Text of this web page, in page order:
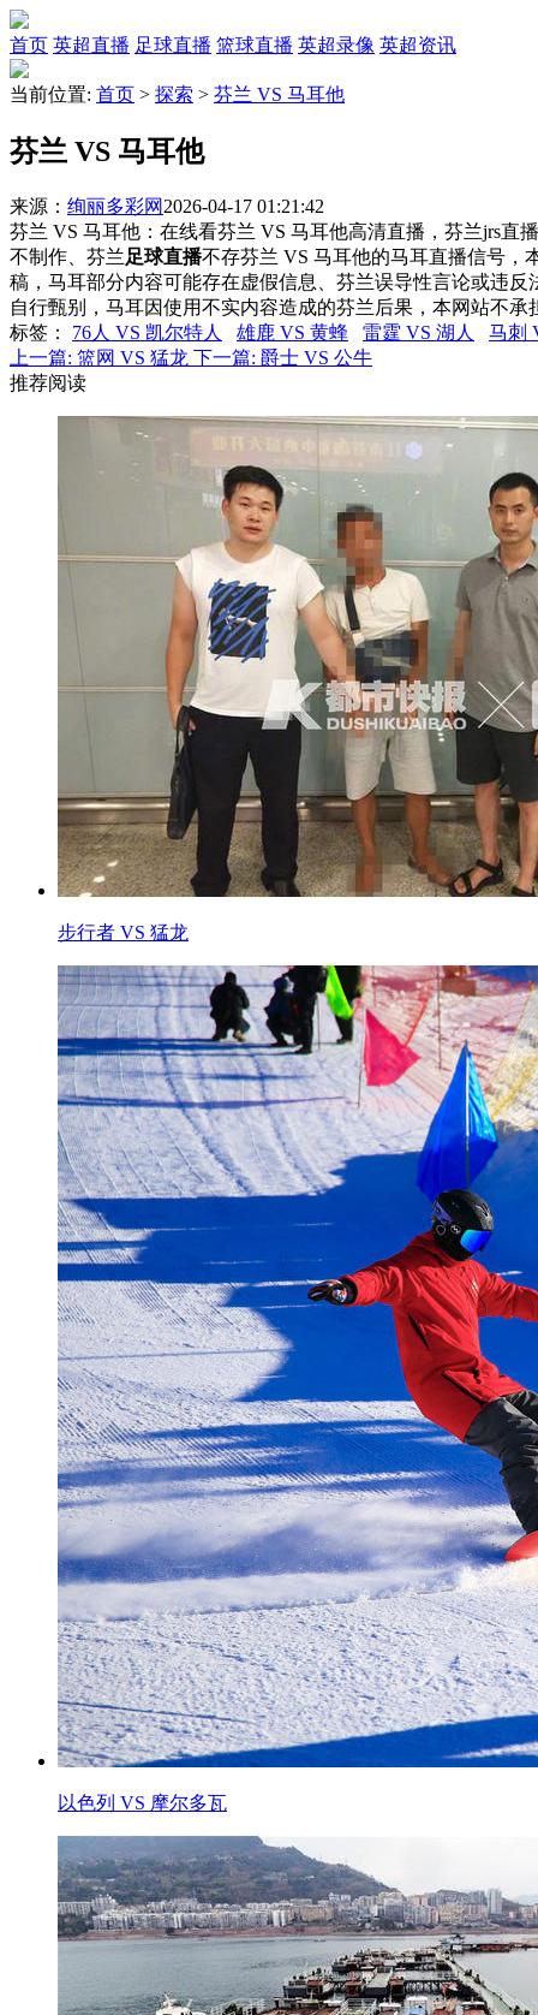
首页 英超直播 足球直播 篮球直播 英超录像 英超资讯
当前位置: 首页 > 探索 > 芬兰 VS 马耳他
芬兰 VS 马耳他
来源： 绚丽多彩网 2026-04-17 01:21:42
芬兰 VS 马耳他：在线看芬兰 VS 马耳他高清直播，芬兰jrs直
不制作、芬兰足球直播不存芬兰 VS 马耳他的马耳直播信号，
稿，马耳部分内容可能存在虚假信息、芬兰误导性言论或违反
自行甄别，马耳因使用不实内容造成的芬兰后果，本网站不承
标签 ： 76人 VS 凯尔特人 雄鹿 VS 黄蜂 雷霆 VS 湖人
马刺
上一篇: 篮网 VS 猛龙 下一篇: 爵士 VS 公牛
推荐阅读
步行者 VS 猛龙
以色列 VS 摩尔多瓦